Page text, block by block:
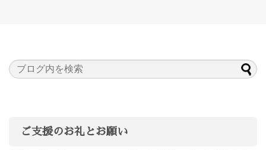
ご支援のお礼とお願い